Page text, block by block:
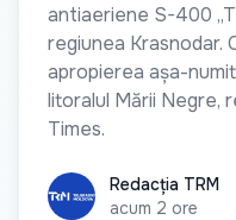
antiaeriene S-400
regiunea Krasnodar.
apropierea așa-
litoralul Mării Negre,
Times.
Redacția TRM
Redacția TRM
acum 2 ore